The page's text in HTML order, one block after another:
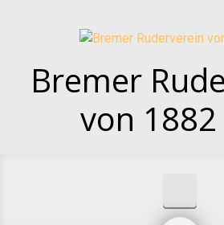
Bremer
von 1882